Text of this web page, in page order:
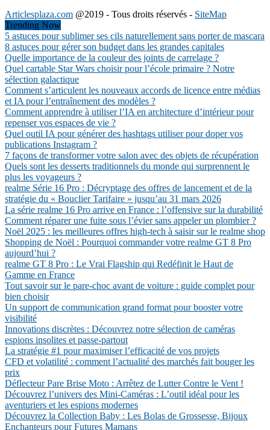
Articlesplaza.com @2019 - Tous droits réservés - SiteMap
Trending Now
5 astuces pour sublimer ses cils naturellement sans porter de mascara
8 astuces pour gérer son budget dans les grandes capitales
Quelle importance de la couleur des joints de carrelage ?
Quel cartable Star Wars choisir pour l’école primaire ? Notre
sélection galactique
Comment s’articulent les nouveaux accords de licence entre médias
et IA pour l’entraînement des modèles ?
Comment apprendre à utiliser l’IA en architecture d’intérieur pour
repenser vos espaces de vie ?
Quel outil IA pour générer des hashtags utiliser pour doper vos
publications Instagram ?
7 façons de transformer votre salon avec des objets de récupération
Quels sont les desserts traditionnels du monde qui surprennent le
plus les voyageurs ?
realme Série 16 Pro : Décryptage des offres de lancement et de la
stratégie du « Bouclier Tarifaire » jusqu’au 31 mars 2026
La série realme 16 Pro arrive en France : l’offensive sur la durabilité
Comment réparer une fuite sous l’évier sans appeler un plombier ?
Noël 2025 : les meilleures offres high-tech à saisir sur le realme shop
Shopping de Noël : Pourquoi commander votre realme GT 8 Pro
aujourd’hui ?
realme GT 8 Pro : Le Vrai Flagship qui Redéfinit le Haut de
Gamme en France
Tout savoir sur le pare-choc avant de voiture : guide complet pour
bien choisir
Un support de communication grand format pour booster votre
visibilité
Innovations discrètes : Découvrez notre sélection de caméras
espions insolites et passe-partout
La stratégie #1 pour maximiser l’efficacité de vos projets
CFD et volatilité : comment l’actualité des marchés fait bouger les
prix
Déflecteur Pare Brise Moto : Arrêtez de Lutter Contre le Vent !
Découvrez l’univers des Mini-Caméras : L’outil idéal pour les
aventuriers et les espions modernes
Découvrez la Collection Baby : Les Bolas de Grossesse, Bijoux
Enchanteurs pour Futures Mamans